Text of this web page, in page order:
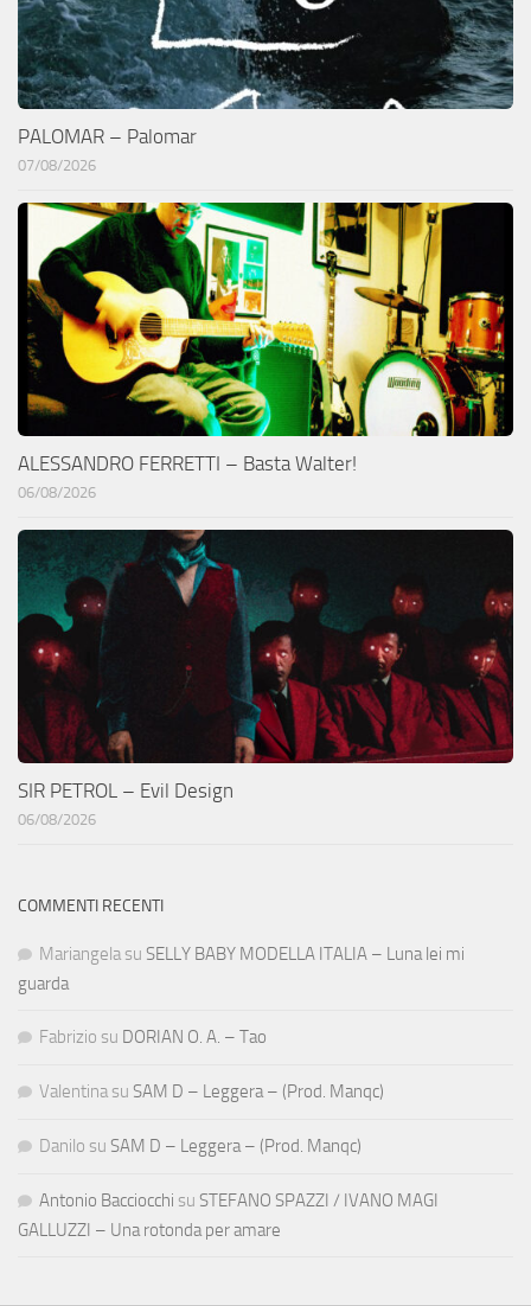
PALOMAR – Palomar
07/08/2026
ALESSANDRO FERRETTI – Basta Walter!
06/08/2026
SIR PETROL – Evil Design
06/08/2026
COMMENTI RECENTI
Mariangela su SELLY BABY MODELLA ITALIA – Luna lei mi
guarda
Fabrizio su DORIAN O. A. – Tao
Valentina su SAM D – Leggera – (Prod. Manqc)
Danilo su SAM D – Leggera – (Prod. Manqc)
Antonio Bacciocchi su STEFANO SPAZZI / IVANO MAGI
GALLUZZI – Una rotonda per amare